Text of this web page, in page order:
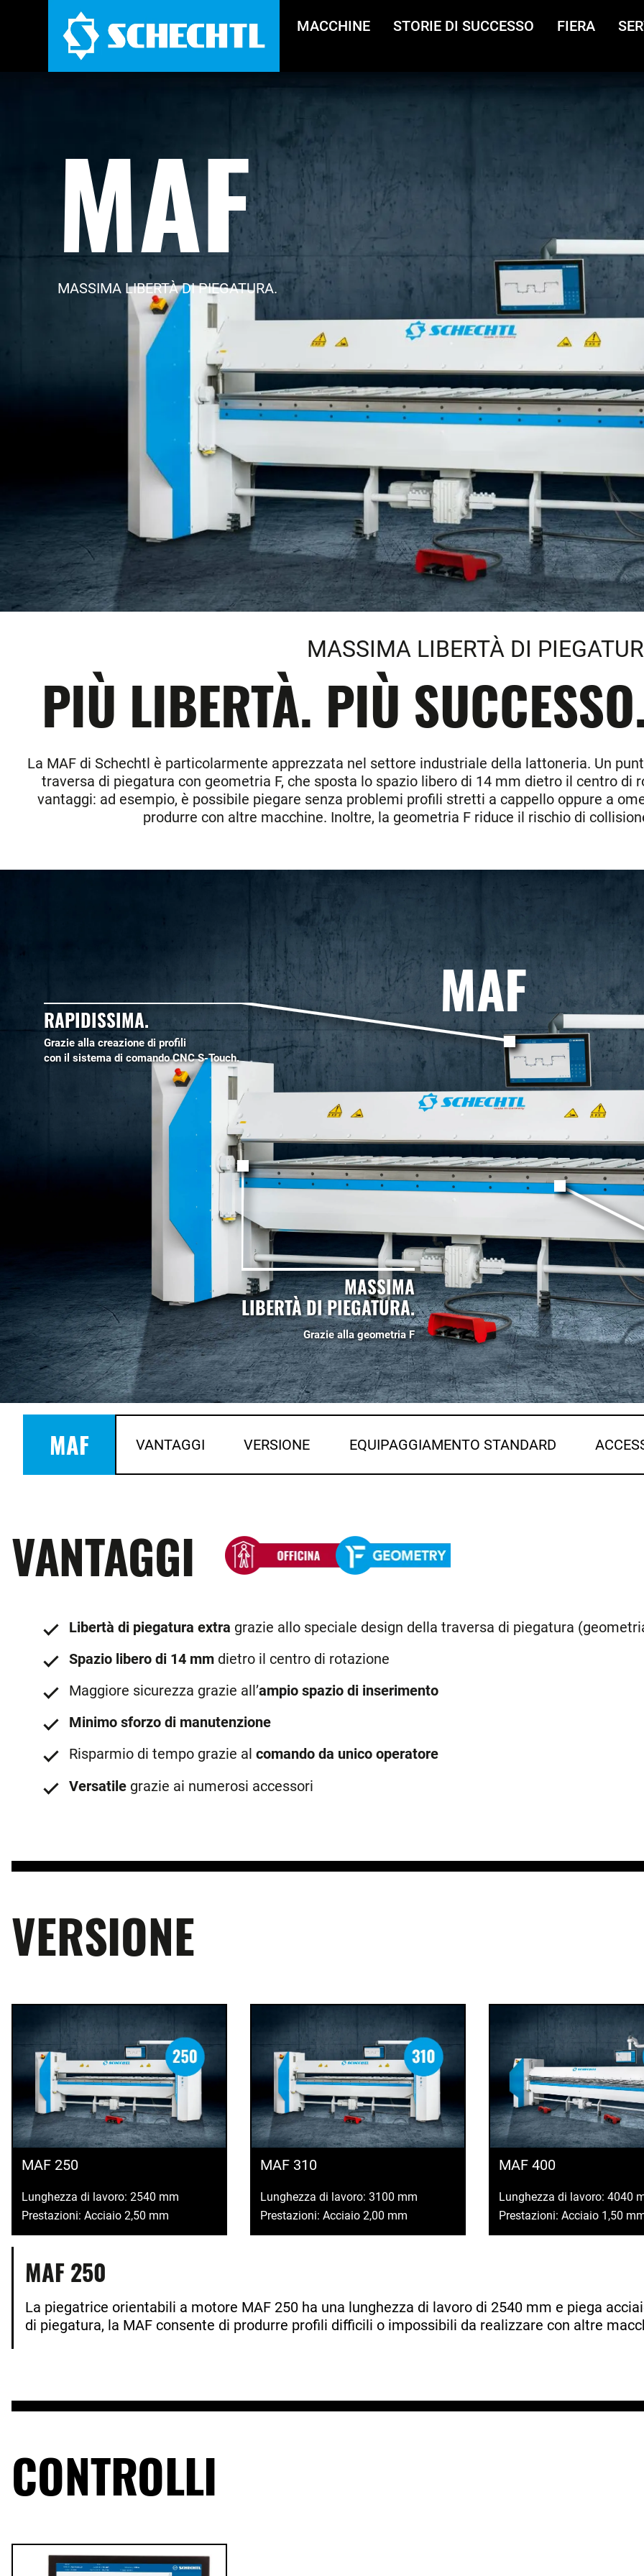
MACCHINE STORIE DI SUCCESSO FIERA
MAF
MASSIMA LIBERTÀ DI PIEGATURA.
MASSIMA LIBERTÀ DI
PIÙ LIBERTÀ. PIÙ
La MAF di Schechtl è particolarmente apprezzata nel settore industriale della lattoneria. Un
traversa di piegatura con geometria F, che sposta lo spazio libero di 14 mm dietro il centro di
vantaggi: ad esempio, è possibile piegare senza problemi profili stretti a cappello oppure a
produrre con altre macchine. Inoltre, la geometria F riduce il rischio di
MAF
RAPIDISSIMA.
Grazie alla creazione di profili
con il sistema di comando CNC S-Touch.
MASSIMA
LIBERTÀ DI PIEGATURA.
Grazie alla geometria F
MAF VANTAGGI VERSIONE EQUIPAGGIAMENTO STANDARD
VANTAGGI
Libertà di piegatura extra grazie allo speciale design della traversa di piegatura
Spazio libero di 14 mm dietro il centro di rotazione
Maggiore sicurezza grazie all’ampio spazio di inserimento
Minimo sforzo di manutenzione
Risparmio di tempo grazie al comando da unico operatore
Versatile grazie ai numerosi accessori
VERSIONE
MAF 250
Lunghezza di lavoro: 2540 mm
Prestazioni: Acciaio 2,50 mm
MAF 310
Lunghezza di lavoro: 3100 mm
Prestazioni: Acciaio 2,00 mm
MAF 400
Lunghezza di lavoro: 4040
Prestazioni: Acciaio 1,50
MAF 250
La piegatrice orientabili a motore MAF 250 ha una lunghezza di lavoro di 2540 mm e piega
di piegatura, la MAF consente di produrre profili difficili o impossibili da realizzare con altre
CONTROLLI